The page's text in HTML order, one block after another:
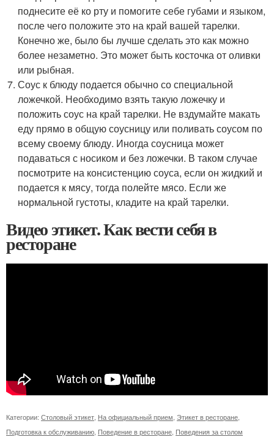
поднесите её ко рту и помогите себе губами и языком,
после чего положите это на край вашей тарелки.
Конечно же, было бы лучше сделать это как можно
более незаметно. Это может быть косточка от оливки
или рыбная.
Соус к блюду подается обычно со специальной
ложечкой. Необходимо взять такую ложечку и
положить соус на край тарелки. Не вздумайте макать
еду прямо в общую соусницу или поливать соусом по
всему своему блюду. Иногда соусница может
подаваться с носиком и без ложечки. В таком случае
посмотрите на консистенцию соуса, если он жидкий и
подается к мясу, тогда полейте мясо. Если же
нормальной густоты, кладите на край тарелки.
Видео этикет. Как вести себя в
ресторане
Категории: Столовый этикет На официальный прием Этикет в ресторане
Подготовка к обслуживанию Поведение в ресторане Поведения за столом